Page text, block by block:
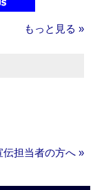
もっと見る »
伝担当者の方へ »